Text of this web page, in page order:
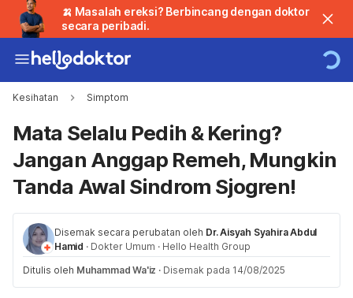
🍌 Masalah ereksi? Berbincang dengan doktor
secara peribadi.
Kesihatan Simptom
Mata Selalu Pedih & Kering?
Jangan Anggap Remeh, Mungkin
Tanda Awal Sindrom Sjogren!
Disemak secara perubatan oleh Dr. Aisyah Syahira Abdul
Hamid · Dokter Umum · Hello Health Group
Ditulis oleh Muhammad Wa'iz · Disemak pada 14/08/2025